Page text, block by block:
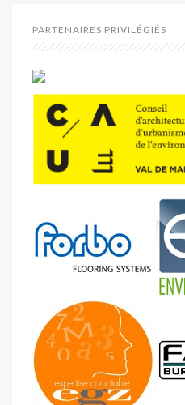
PARTENAIRES PRIVILÉGIÉS